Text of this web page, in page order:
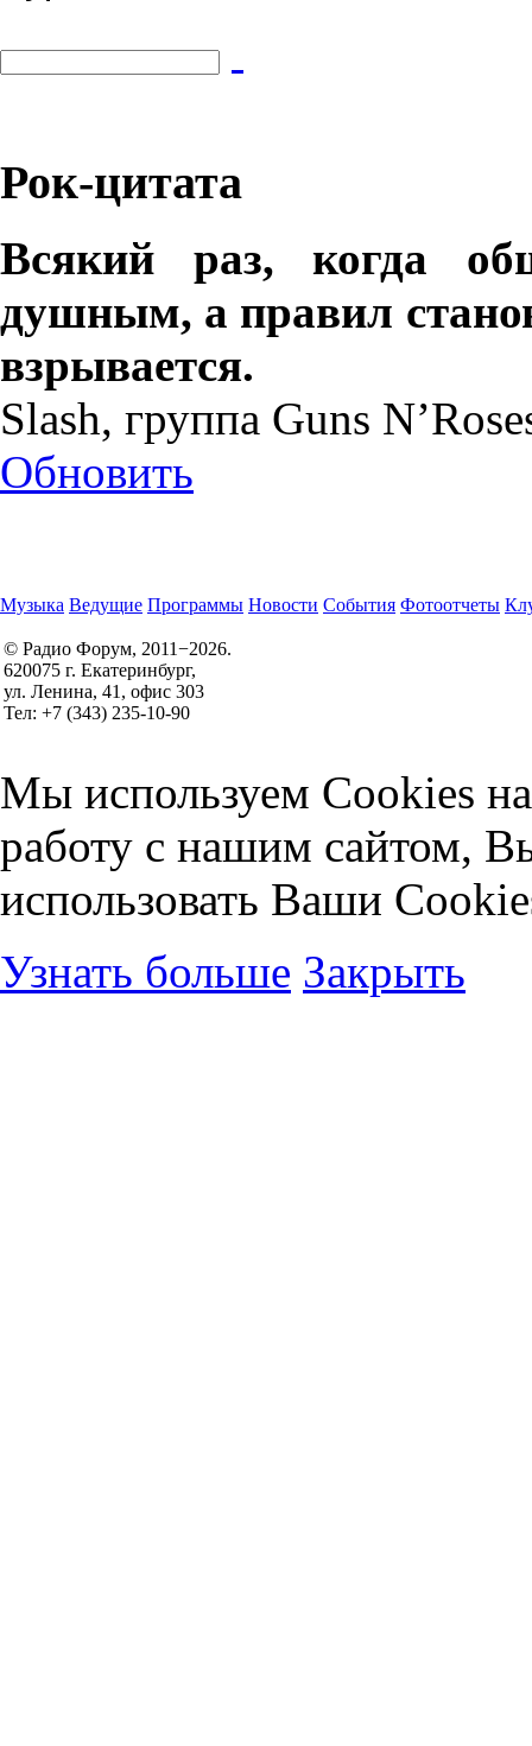
Рок-цитата
Всякий раз, когда
душным, а правил
взрывается.
Slash, группа Guns
Обновить
Музыка Ведущие Программы Новости События Фотоотчеты
© Радио Форум, 2011−2026.
620075 г. Екатеринбург,
ул. Ленина, 41, офис 303
Тел: +7 (343) 235-10-90
Мы используем Cookies
работу с нашим сайтом,
использовать Ваши
Узнать больше Закрыть